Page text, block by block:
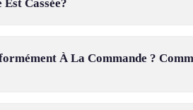
Cassée?
À La Commande ?